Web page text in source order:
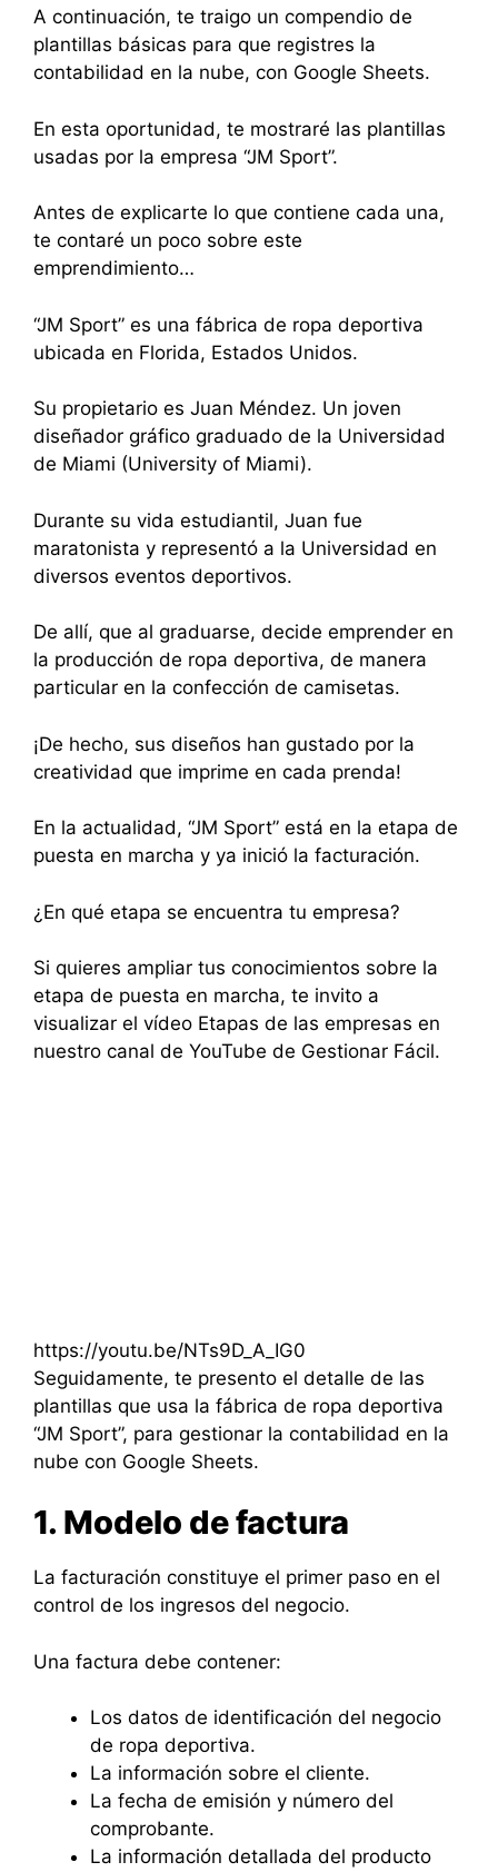
A continuación, te traigo un compendio de
plantillas básicas para que registres la
contabilidad en la nube, con Google Sheets.
En esta oportunidad, te mostraré las plantillas
usadas por la empresa “JM Sport”.
Antes de explicarte lo que contiene cada una,
te contaré un poco sobre este
emprendimiento…
“JM Sport” es una fábrica de ropa deportiva
ubicada en Florida, Estados Unidos.
Su propietario es Juan Méndez. Un joven
diseñador gráfico graduado de la Universidad
de Miami (University of Miami).
Durante su vida estudiantil, Juan fue
maratonista y representó a la Universidad en
diversos eventos deportivos.
De allí, que al graduarse, decide emprender en
la producción de ropa deportiva, de manera
particular en la confección de camisetas.
¡De hecho, sus diseños han gustado por la
creatividad que imprime en cada prenda!
En la actualidad, “JM Sport” está en la etapa de
puesta en marcha y ya inició la facturación.
¿En qué etapa se encuentra tu empresa?
Si quieres ampliar tus conocimientos sobre la
etapa de puesta en marcha, te invito a
visualizar el vídeo Etapas de las empresas en
nuestro canal de YouTube de Gestionar Fácil.
https://youtu.be/NTs9D_A_IG0
Seguidamente, te presento el detalle de las
plantillas que usa la fábrica de ropa deportiva
“JM Sport”, para gestionar la contabilidad en la
nube con Google Sheets.
1. Modelo de factura
La facturación constituye el primer paso en el
control de los ingresos del negocio.
Una factura debe contener:
Los datos de identificación del negocio
de ropa deportiva.
La información sobre el cliente.
La fecha de emisión y número del
comprobante.
La información detallada del producto